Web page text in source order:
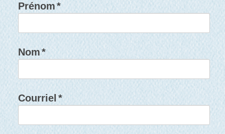
Prénom*
Nom*
Courriel *